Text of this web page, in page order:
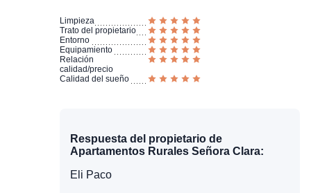
Limpieza
Trato del propietario
Entorno
Equipamiento
Relación
calidad/precio
Calidad del sueño
Respuesta del propietario de
Apartamentos Rurales Señora Clara:
Eli Paco